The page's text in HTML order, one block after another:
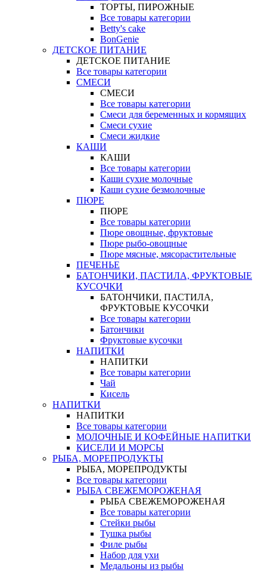
ТОРТЫ, ПИРОЖНЫЕ
Все товары категории
Betty's cake
BonGenie
ДЕТСКОЕ ПИТАНИЕ
ДЕТСКОЕ ПИТАНИЕ
Все товары категории
СМЕСИ
СМЕСИ
Все товары категории
Смеси для беременных и кормящих
Смеси сухие
Смеси жидкие
КАШИ
КАШИ
Все товары категории
Каши сухие молочные
Каши сухие безмолочные
ПЮРЕ
ПЮРЕ
Все товары категории
Пюре овощные, фруктовые
Пюре рыбо-овощные
Пюре мясные, мясорастительные
ПЕЧЕНЬЕ
БАТОНЧИКИ, ПАСТИЛА, ФРУКТОВЫЕ
КУСОЧКИ
БАТОНЧИКИ, ПАСТИЛА,
ФРУКТОВЫЕ КУСОЧКИ
Все товары категории
Батончики
Фруктовые кусочки
НАПИТКИ
НАПИТКИ
Все товары категории
Чай
Кисель
НАПИТКИ
НАПИТКИ
Все товары категории
МОЛОЧНЫЕ И КОФЕЙНЫЕ НАПИТКИ
КИСЕЛИ И МОРСЫ
РЫБА, МОРЕПРОДУКТЫ
РЫБА, МОРЕПРОДУКТЫ
Все товары категории
РЫБА СВЕЖЕМОРОЖЕНАЯ
РЫБА СВЕЖЕМОРОЖЕНАЯ
Все товары категории
Стейки рыбы
Тушка рыбы
Филе рыбы
Набор для ухи
Медальоны из рыбы